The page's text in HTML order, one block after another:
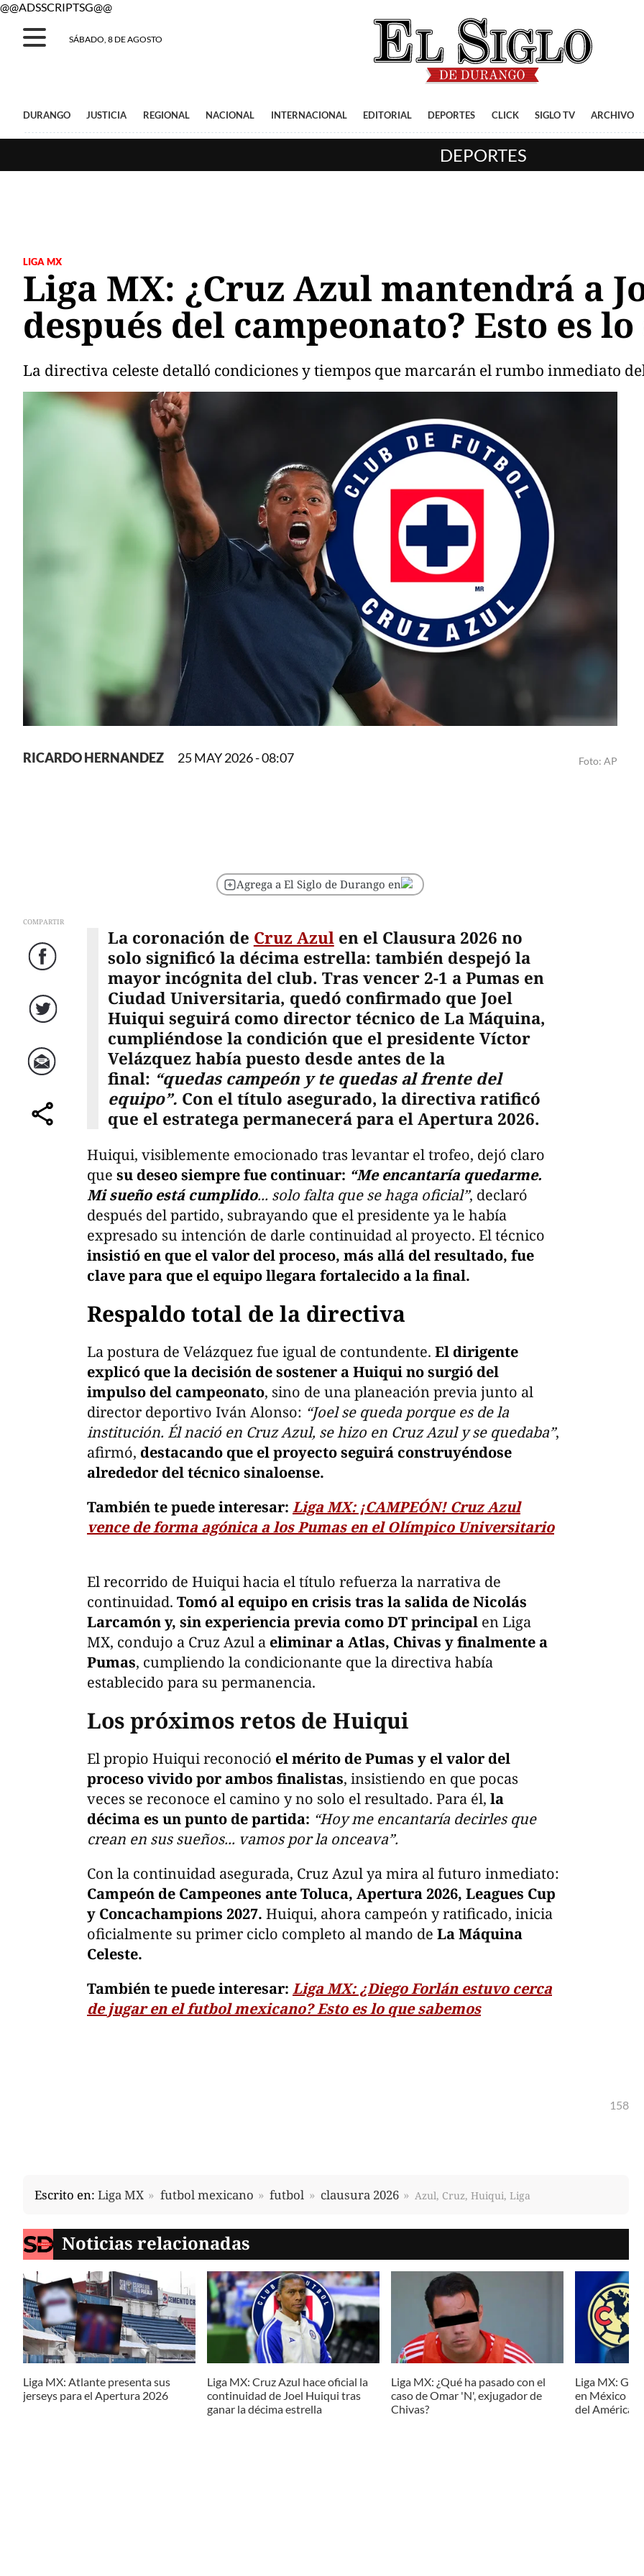
@@ADSSCRIPTSG@@
SÁBADO, 8 DE AGOSTO
DURANGO JUSTICIA REGIONAL NACIONAL INTERNACIONAL EDITORIAL DEPORTES CLICK SIGLO TV ARCHIVO
DEPORTES
LIGA MX
Liga MX: ¿Cruz Azul mantendrá a
después del campeonato? Esto es
La directiva celeste detalló condiciones y tiempos que marcarán el rumbo inmediato
Foto: AP
RICARDO HERNANDEZ 25 MAY 2026 - 08:07
Agrega a El Siglo de Durango en
COMPARTIR
Facebook
Twitter
Correo
comparte
La coronación de Cruz Azulen el Clausura 2026 no
solo significó la décima estrella: también despejó la
mayor incógnita del club. Tras vencer 2-1 a Pumas en
Ciudad Universitaria, quedó confirmado que Joel
Huiqui seguirá como director técnico de La Máquina,
cumpliéndose la condición que el presidente Víctor
Velázquez había puesto desde antes de la
final: “quedas campeón y te quedas al frente del
equipo”. Con el título asegurado, la directiva ratificó
que el estratega permanecerá para el Apertura 2026.
Huiqui, visiblemente emocionado tras levantar el trofeo, dejó claro
que su deseo siempre fue continuar: “Me encantaría quedarme.
Mi sueño está cumplido... solo falta que se haga oficial”, declaró
después del partido, subrayando que el presidente ya le había
expresado su intención de darle continuidad al proyecto. El técnico
insistió en que el valor del proceso, más allá del resultado, fue
clave para que el equipo llegara fortalecido a la final.
Respaldo total de la directiva
La postura de Velázquez fue igual de contundente. El dirigente
explicó que la decisión de sostener a Huiqui no surgió del
impulso del campeonato, sino de una planeación previa junto al
director deportivo Iván Alonso: “Joel se queda porque es de la
institución. Él nació en Cruz Azul, se hizo en Cruz Azul y se quedaba”,
afirmó, destacando que el proyecto seguirá construyéndose
alrededor del técnico sinaloense.
También te puede interesar: Liga MX: ¡CAMPEÓN! Cruz Azul
vence de forma agónica a los Pumas en el Olímpico Universitario
El recorrido de Huiqui hacia el título refuerza la narrativa de
continuidad. Tomó al equipo en crisis tras la salida de Nicolás
Larcamón y, sin experiencia previa como DT principal en Liga
MX, condujo a Cruz Azul a eliminar a Atlas, Chivas y finalmente a
Pumas, cumpliendo la condicionante que la directiva había
establecido para su permanencia.
Los próximos retos de Huiqui
El propio Huiqui reconoció el mérito de Pumas y el valor del
proceso vivido por ambos finalistas, insistiendo en que pocas
veces se reconoce el camino y no solo el resultado. Para él, la
décima es un punto de partida: “Hoy me encantaría decirles que
crean en sus sueños... vamos por la onceava”.
Con la continuidad asegurada, Cruz Azul ya mira al futuro inmediato:
Campeón de Campeones ante Toluca, Apertura 2026, Leagues Cup
y Concachampions 2027. Huiqui, ahora campeón y ratificado, inicia
oficialmente su primer ciclo completo al mando de La Máquina
Celeste.
También te puede interesar: Liga MX: ¿Diego Forlán estuvo cerca
de jugar en el futbol mexicano? Esto es lo que sabemos
158
Escrito en: Liga MX futbol mexicano futbol clausura 2026 Azul, Cruz, Huiqui, Liga
Noticias relacionadas
Liga MX: Atlante presenta sus
jerseys para el Apertura 2026
Liga MX: Cruz Azul hace oficial la
continuidad de Joel Huiqui tras
ganar la décima estrella
Liga MX: ¿Qué ha pasado con el
caso de Omar 'N', exjugador de
Chivas?
Liga MX:
en México
del América